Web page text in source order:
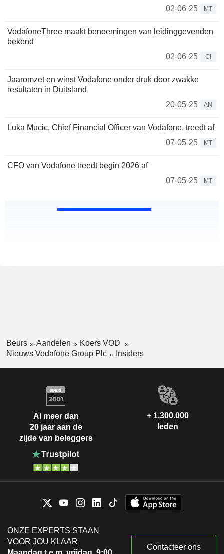
02-06-25
MT
VodafoneThree maakt benoemingen van leidinggevenden
bekend
02-06-25
CI
Jaaromzet en winst Vodafone onder druk door zwakke
resultaten in Duitsland
20-05-25
AN
Luka Mucic, Chief Financial Officer van Vodafone, treedt af
07-05-25
MT
CFO van Vodafone treedt begin 2026 af
07-05-25
MT
Beurs Aandelen
Koers VOD
Nieuws Vodafone Group Plc
Insiders
Al meer dan
20 jaar aan de
zijde van beleggers
+ 1.300.000
leden
ONZE EXPERTS STAAN
VOOR JOU KLAAR
Contacteer ons